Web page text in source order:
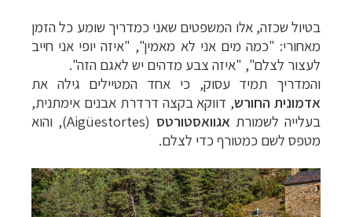
בטיול שכזה, אלו המשפטים שאני כמדריך שומע כל הזמן
מאחורי: "כמה מים אני לא מאמין", "איזה יופי אני חייב
לעצור לצלם", "איזה צבע מדהים יש לאגם הזה".
והמדריך תמיד עסוק, כי אחד המטיילים גילה את
אדמונית החורש, דווקא בקצה דרדרת אבנים אימתנית,
בעלייה לשמורת אגוואסטורטס (
Aigüestortes), והוא
מטפס לשם כמטורף כדי לצלם.